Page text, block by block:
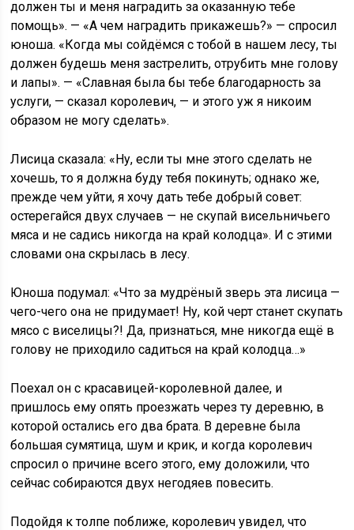
должен ты и меня наградить за оказанную тебе
помощь». — «А чем наградить прикажешь?» — спросил
юноша. «Когда мы сойдёмся с тобой в нашем лесу, ты
должен будешь меня застрелить, отрубить мне голову
и лапы». — «Славная была бы тебе благодарность за
услуги, — сказал королевич, — и этого уж я никоим
образом не могу сделать».
Лисица сказала: «Ну, если ты мне этого сделать не
хочешь, то я должна буду тебя покинуть; однако же,
прежде чем уйти, я хочу дать тебе добрый совет:
остерегайся двух случаев — не скупай висельничьего
мяса и не садись никогда на край колодца». И с этими
словами она скрылась в лесу.
Юноша подумал: «Что за мудрёный зверь эта лисица —
чего-чего она не придумает! Ну, кой черт станет скупать
мясо с виселицы?! Да, признаться, мне никогда ещё в
голову не приходило садиться на край колодца…»
Поехал он с красавицей-королевной далее, и
пришлось ему опять проезжать через ту деревню, в
которой остались его два брата. В деревне была
большая сумятица, шум и крик, и когда королевич
спросил о причине всего этого, ему доложили, что
сейчас собираются двух негодяев повесить.
Подойдя к толпе поближе, королевич увидел, что